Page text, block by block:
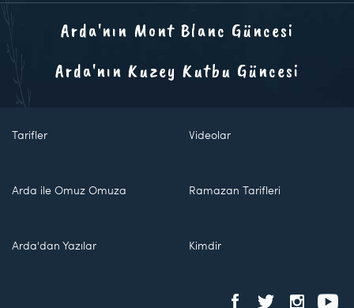
Arda'nın Mont Blanc Güncesi
Arda'nın Kuzey Kutbu Güncesi
Tarifler Videolar
Arda ile Omuz Omuza Ramazan Tarifleri
Arda'dan Yazılar Kimdir